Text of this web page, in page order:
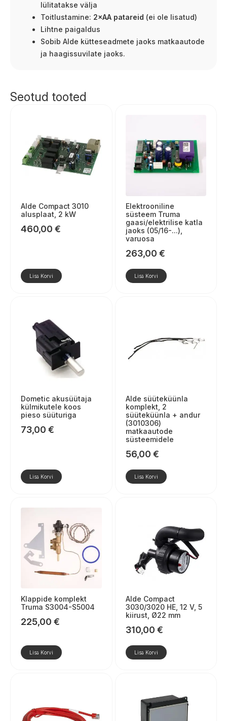
lülitatakse välja
Toitlustamine: 2×AA patareid (ei ole lisatud)
Lihtne paigaldus
Sobib Alde kütteseadmete jaoks matkaautode
ja haagissuvilate jaoks.
Seotud tooted
Alde Compact 3010
alusplaat, 2 kW
460,00 €
Lisa Korvi
Elektrooniline
süsteem Truma
gaasi/elektrilise katla
jaoks (05/16-...),
varuosa
263,00 €
Lisa Korvi
Dometic akusüütaja
külmikutele koos
pieso süüturiga
73,00 €
Lisa Korvi
Alde süüteküünla
komplekt, 2
süüteküünla + andur
(3010306)
matkaautode
süsteemidele
56,00 €
Lisa Korvi
Klappide komplekt
Truma S3004-S5004
225,00 €
Lisa Korvi
Alde Compact
3030/3020 HE, 12 V, 5
kiirust, Ø22 mm
310,00 €
Lisa Korvi